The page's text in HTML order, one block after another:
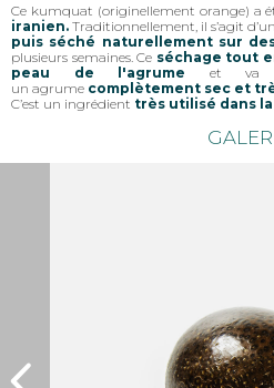
Ce kumquat (originellement orange) a
iranien. Traditionnellement, il s’agit d’un
puis séché naturellement sur
plusieurs semaines. Ce séchage tout
peau de l'agrume et va
un agrume complètement sec et
C’est un ingrédient très utilisé dans